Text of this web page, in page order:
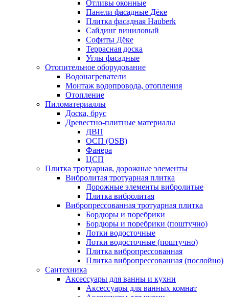
Отливы оконные
Панели фасадные Дёке
Плитка фасадная Hauberk
Сайдинг виниловый
Софиты Дёке
Террасная доска
Углы фасадные
Отопительное оборудование
Водонагреватели
Монтаж водопровода, отопления
Отопление
Пиломатериаллы
Доска, брус
Древестно-плитные материалы
ДВП
ОСП (OSB)
Фанера
ЦСП
Плитка тротуарная, дорожные элементы
Вибролитая тротуарная плитка
Дорожные элементы вибролитые
Плитка вибролитая
Вибропрессованная тротуарная плитка
Бордюры и поребрики
Бордюры и поребрики (поштучно)
Лотки водосточные
Лотки водосточные (поштучно)
Плитка вибропрессованная
Плитка вибропрессованная (послойно)
Сантехника
Аксессуары для ванны и кухни
Аксессуары для ванных комнат